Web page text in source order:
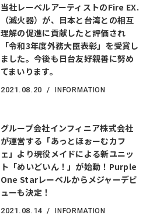
当社レーベルアーティストのFire EX.
（滅火器）が、日本と台湾との相互
理解の促進に貢献したと評価され
「令和3年度外務大臣表彰」を受賞し
ました。今後も日台友好親善に努め
てまいります。
2021. 08.20 INFORMATION
グループ会社インフィニア株式会社
が運営する「あっとほぉーむカフ
ェ」より現役メイドによる新ユニッ
ト「めいどいん！」が始動！Purple
One Starレーベルからメジャーデビ
ューも決定！
2021. 08.14 INFORMATION